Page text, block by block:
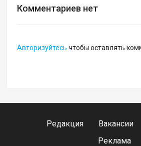
Комментариев нет
Авторизуйтесь чтобы оставлять
Редакция Вакансии
Реклама